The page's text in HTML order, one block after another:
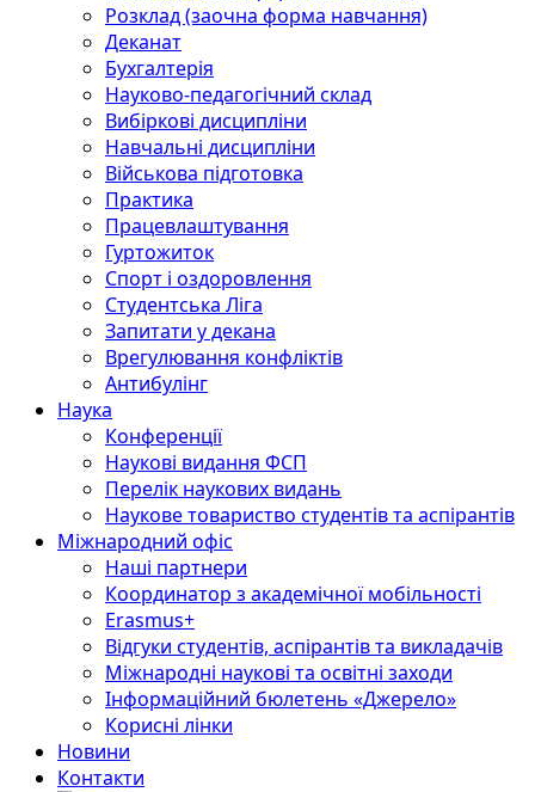
Розклад (заочна форма навчання)
Деканат
Бухгалтерія
Науково-педагогічний склад
Вибіркові дисципліни
Навчальні дисципліни
Військова підготовка
Практика
Працевлаштування
Гуртожиток
Спорт і оздоровлення
Студентська Ліга
Запитати у декана
Врегулювання конфліктів
Антибулінг
Наука
Конференції
Наукові видання ФСП
Перелік наукових видань
Наукове товариство студентів та аспірантів
Міжнародний офіс
Наші партнери
Координатор з академічної мобільності
Erasmus+
Відгуки студентів, аспірантів та викладачів
Міжнародні наукові та освітні заходи
Інформаційний бюлетень «Джерело»
Корисні лінки
Новини
Контакти